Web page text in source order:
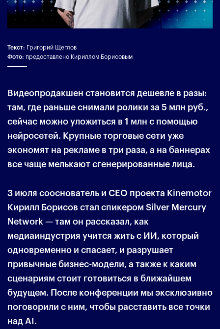
Текст: Григорий Щеглов
Фото: предоставлено Кириллом Борисовым
Видеопродакшен становится дешевле в разы:
там, где раньше снимали ролики за 5 млн руб.,
сейчас можно уложиться в 1 млн с помощью
нейросетей. Крупные торговые сети уже
экономят на рекламе в три раза, а на баннерах
все чаще мелькают сгенерированные лица.
3 июля сооснователь и СЕО проекта Kinemotor
Кирилл Борисов стал спикером Silver Mercury
Network — там он рассказал, как
медиаиндустрия учится жить с ИИ, который
одновременно и спасает, и разрушает
привычные бизнес-модели, а также к каким
сценариям стоит готовиться в ближайшем
будущем. После конференции мы эксклюзивно
поговорили с ним, чтобы расставить все точки
над AI.